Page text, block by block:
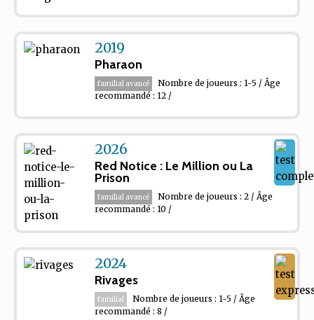
2019
Pharaon
familial avancé
Nombre de joueurs : 1-5 / Âge
recommandé : 12 /
2026
Red Notice : Le Million ou La
Prison
familial avancé
Nombre de joueurs : 2 / Âge
recommandé : 10 /
2024
Rivages
familial
Nombre de joueurs : 1-5 / Âge
recommandé : 8 /